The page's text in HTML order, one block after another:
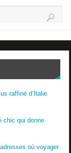
raffiné d’Italie
chic qui donne
où voyager